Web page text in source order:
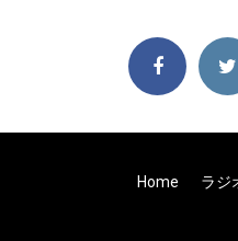
Home ラジ